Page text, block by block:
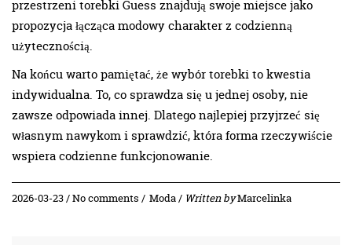
przestrzeni torebki Guess znajdują swoje miejsce jako
propozycja łącząca modowy charakter z codzienną
użytecznością.
Na końcu warto pamiętać, że wybór torebki to kwestia
indywidualna. To, co sprawdza się u jednej osoby, nie
zawsze odpowiada innej. Dlatego najlepiej przyjrzeć się
własnym nawykom i sprawdzić, która forma rzeczywiście
wspiera codzienne funkcjonowanie.
2026-03-23 / No comments / Moda/ Written byMarcelinka